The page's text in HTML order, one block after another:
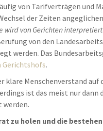
von Tarifverträgen und
der Zeiten
wird von Gerichten interpretiert
von den
werden. Das
Gerichtshofs.
klare Menschenverstand
ist das meist nur dann
zu holen und die